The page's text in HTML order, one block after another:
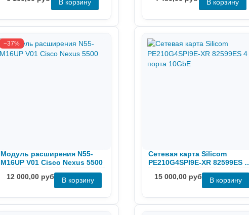
−37%
Модуль расширения N55-
M16UP V01 Cisco Nexus 5500
12 000,00 руб
Сетевая карта Silicom
PE210G4SPI9E-XR 82599ES 4
15 000,00 руб